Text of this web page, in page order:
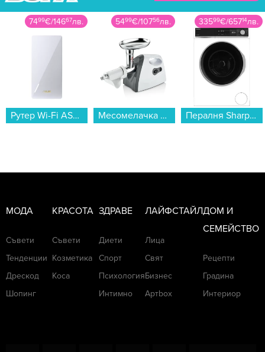
7499€/14667лв.
Рутер Wi-Fi ASUS Range Extender RP-BE58, BE3600, Dual Band...
5499€/10756лв.
Месомелачка Crown CTG-20GW...
33599€/65714лв.
Пералня Sharp ES-NFB914AWNA , 1400 об./мин., 9.00 kg, A , Бял...
МОДА
Съвети
Тенденции
Дрескод
Шопинг
КРАСОТА
Съвети
Козметика
Коса
ЗДРАВЕ
Диети
Спорт
Психология
Интимно
ЛАЙФСТАЙЛ
Лица
Свят
Бизнес
Артbox
ДОМ И
СЕМЕЙСТВО
Рецепти
Градина
Интериор